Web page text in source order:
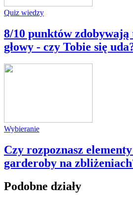
Quiz wiedzy
8/10 punktów zdobywają
głowy - czy Tobie się
Wybieranie
Czy rozpoznasz
garderoby na
Podobne działy